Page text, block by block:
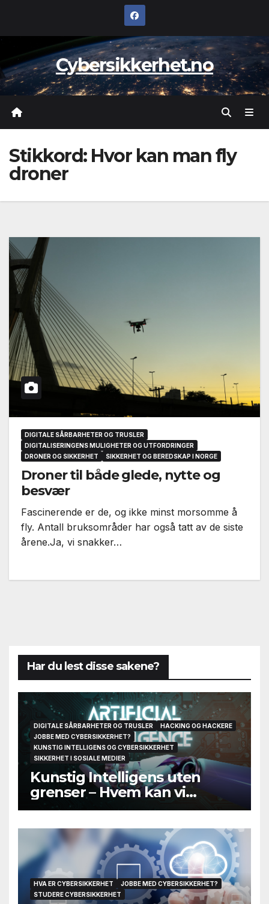
Cybersikkerhet.no
Stikkord: Hvor kan man fly
droner
DIGITALE SÅRBARHETER OG TRUSLER
DIGITALISERINGENS MULIGHETER OG UTFORDRINGER
DRONER OG SIKKERHET
SIKKERHET OG BEREDSKAP I NORGE
Droner til både glede, nytte og
besvær
Fascinerende er de, og ikke minst morsomme å
fly. Antall bruksområder har også tatt av de siste
årene.Ja, vi snakker…
Har du lest disse sakene?
DIGITALE SÅRBARHETER OG TRUSLER
HACKING OG HACKERE
JOBBE MED CYBERSIKKERHET?
KUNSTIG INTELLIGENS OG CYBERSIKKERHET
SIKKERHET I SOSIALE MEDIER
Kunstig Intelligens uten
grenser – Hvem kan vi
egentlig stole på til slutt?
HVA ER CYBERSIKKERHET
JOBBE MED CYBERSIKKERHET?
STUDERE CYBERSIKKERHET